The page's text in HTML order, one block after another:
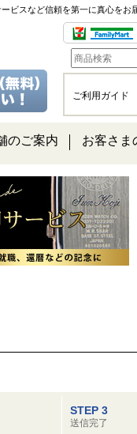
ビスなど信頼を第一に真心をお
ご利用ガイド
のご案内 お客さま
STEP 3
送信完了